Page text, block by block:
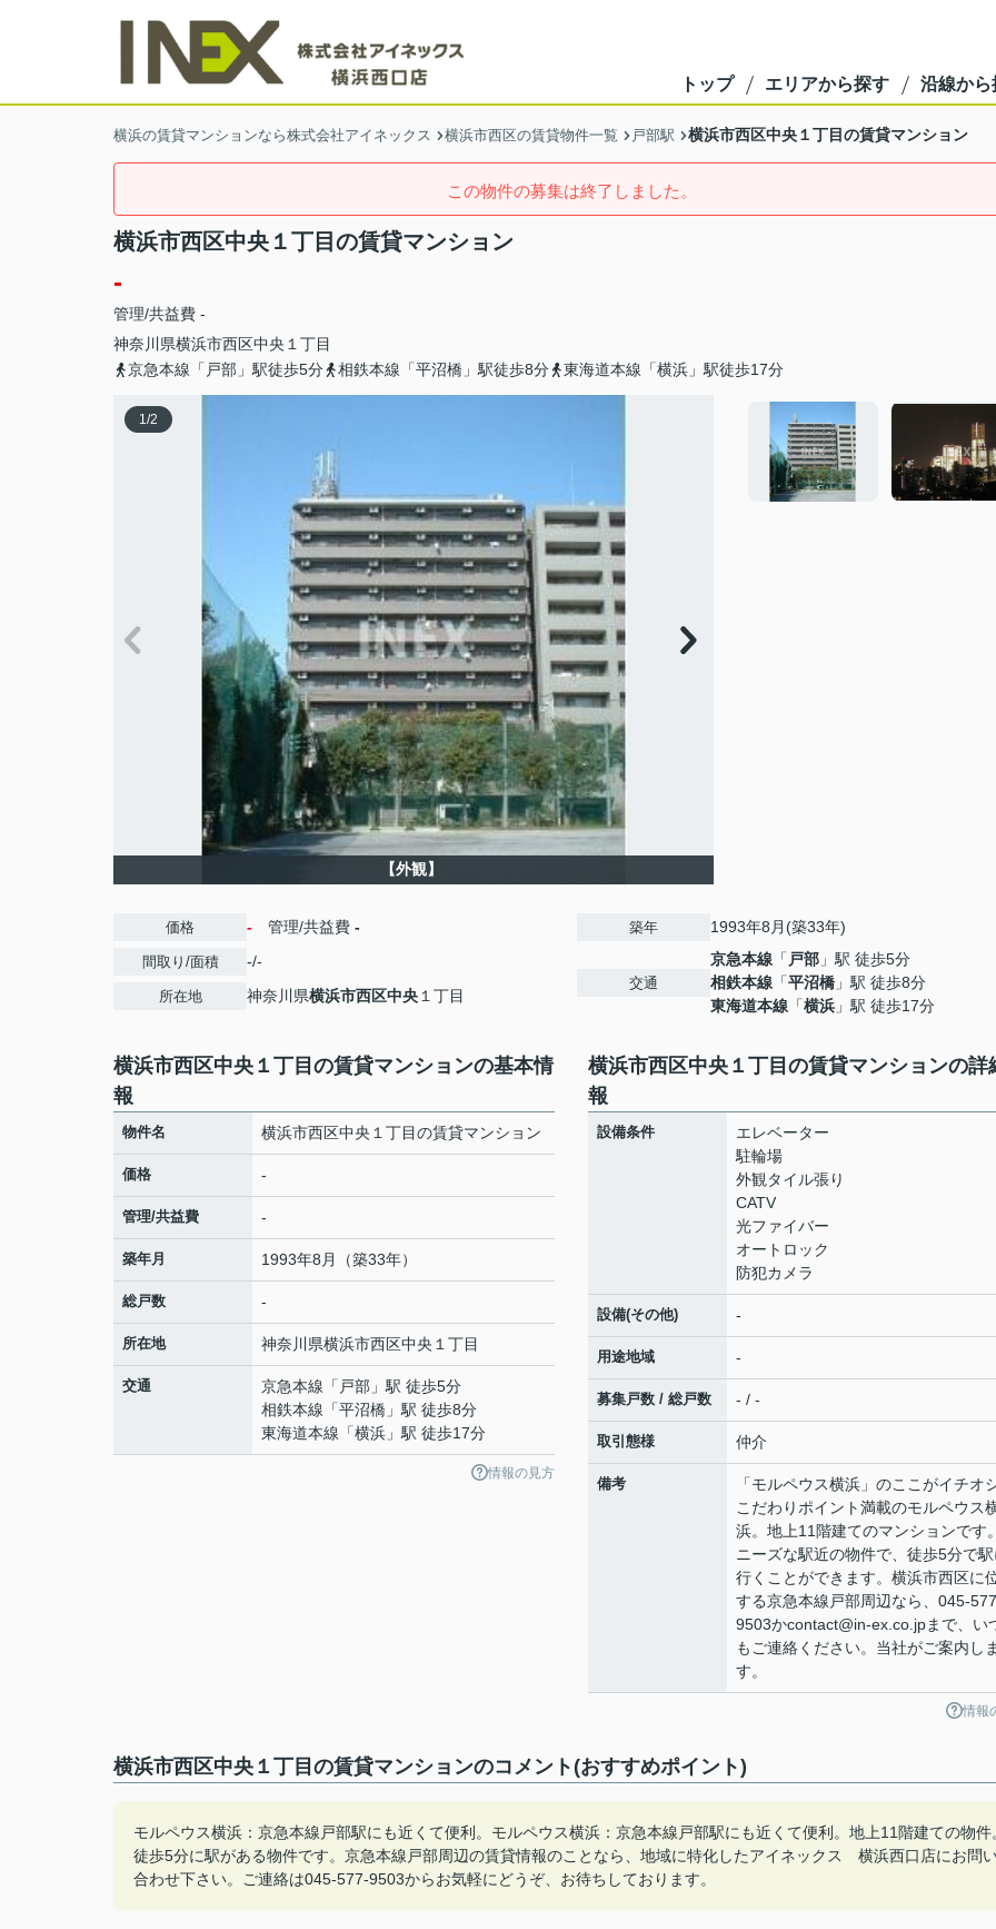
トップ エリアから探す 沿線から
横浜の賃貸マンションなら株式会社アイネックス 横浜市西区の賃貸物件一覧 戸部駅 横浜市西区中央１丁目の賃貸マンション
この物件の募集は終了しました。
横浜市西区中央１丁目の賃貸マンション
-
管理/共益費 -
神奈川県横浜市西区中央 １丁目
京急本線「戸部」駅徒歩5分
相鉄本線「平沼橋」駅徒歩8分 東海道本線「横浜」駅徒歩17分
1/2
【外観】
価格 - 管理/共益費 -
間取り/面積 -/-
所在地 神奈川県横浜市西区中央 １丁目
築年 1993年8月(築33年)
交通
京急本線 「 戸部 」駅 徒歩5分
相鉄本線 「平沼橋 」駅 徒歩8分
東海道本線 「横浜 」駅 徒歩17分
横浜市西区中央１丁目の賃貸マンションの基本情
報
物件名 横浜市西区中央１丁目の賃貸マンション
価格 -
管理/共益費 -
築年月 1993年8月（築33年）
総戸数 -
所在地 神奈川県横浜市西区中央 １丁目
交通 京急本線 「 戸部 」駅 徒歩5分
相鉄本線 「平沼橋 」駅 徒歩8分
東海道本線 「横浜 」駅 徒歩17分
情報の見方
横浜市西区中央１丁目の賃貸マンションの詳
報
設備条件
エレベーター
駐輪場
外観タイル張り
CATV
光ファイバー
オートロック
防犯カメラ
設備(その他) -
用途地域 -
募集戸数 / 総戸数 - / -
取引態様 仲介
備考
「モルペウス横浜」のここがイチオシ
こだわりポイント満載のモルペウス
浜。地上11階建てのマンションです
ニーズな駅近の物件で、徒歩5分で駅
行くことができます。横浜市西区に
する京急本線戸部周辺なら、045-
9503かcontact@in-ex.co.jpまで、い
もご連絡ください。当社がご案内しま
す。
情報
横浜市西区中央１丁目の賃貸マンションのコメント(おすすめポイント)
モルペウス横浜：京急本線戸部駅にも近くて便利。モルペウス横浜：京急本線戸部駅にも近くて便利。地上11階建ての物件
徒歩5分に駅がある物件です。京急本線戸部周辺の賃貸情報のことなら、地域に特化したアイネックス 横浜西口店にお問
合わせ下さい。ご連絡は045-577-9503からお気軽にどうぞ、お待ちしております。